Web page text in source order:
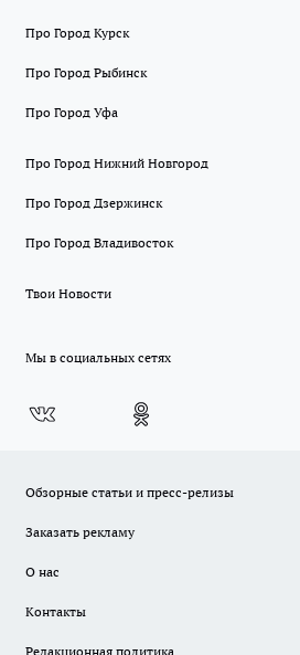
Про Город Курск
Про Город Рыбинск
Про Город Уфа
Про Город Нижний Новгород
Про Город Дзержинск
Про Город Владивосток
Твои Новости
Мы в социальных сетях
Обзорные статьи и пресс-релизы
Заказать рекламу
О нас
Контакты
Редакционная политика